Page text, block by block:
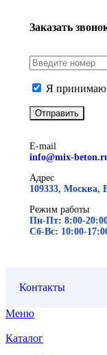
Заказать
Я принимаю
E-mail
info@mix-
Адрес
109333, Москва,
Режим работы
Пн-Пт: 8:00-
Сб-Вс: 10:00-
Контакты
Меню
Каталог